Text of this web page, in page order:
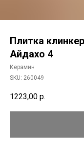
Плитка
Айдахо 4
Керамин
SKU: 260049
1223,00 р.